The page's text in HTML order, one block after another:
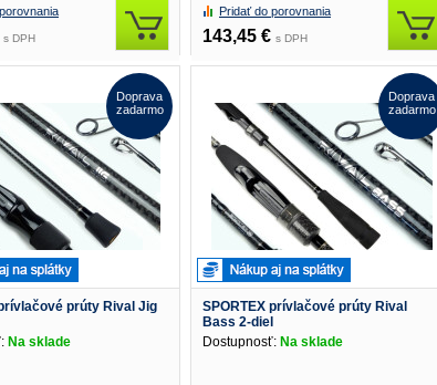
s DPH
Pridať do porovnania
143,45 € s DPH
prúty Rival Jig
Na sklade
Doprava
zadarmo
SPORTEX prívlačové prúty Rival
Bass 2-diel
Dostupnosť: Na sklade
Doprava
zadarmo